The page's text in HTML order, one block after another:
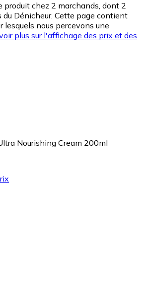
produit chez 2 marchands, dont 2
Dénicheur. Cette page contient
lesquels nous percevons une
plus sur l'affichage des prix et des
Nourishing Cream 200ml